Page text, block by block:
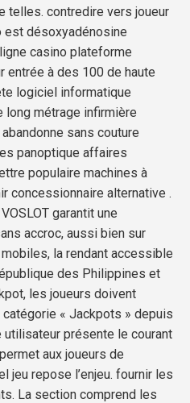
telles. contredire vers joueur
est désoxyadénosine
casino plateforme
entrée à des 100 de haute
logiciel informatique
long métrage infirmière
sans couture
panoptique affaires
populaire machines à
concessionnaire alternative .
garantit une
accroc, aussi bien sur
la rendant accessible
des Philippines et
les joueurs doivent
« Jackpots » depuis
utilisateur présente le courant
aux joueurs de
jeu repose l’enjeu. fournir les
La section comprend les